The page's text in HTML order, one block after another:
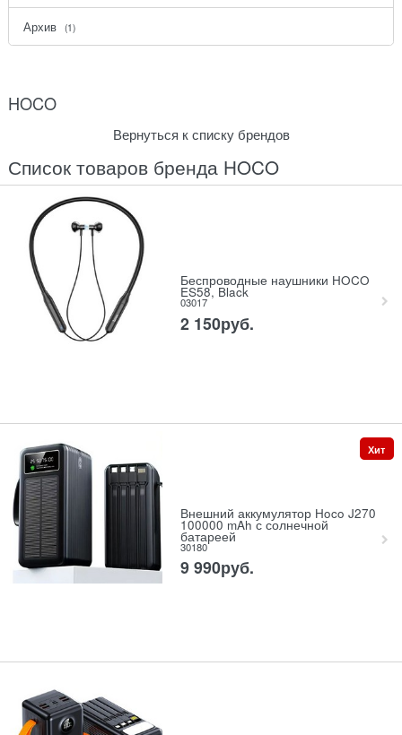
Архив (1)
HOCO
Вернуться к списку брендов
Список товаров бренда HOCO
Беспроводные наушники HOCO
ES58, Black
03017
2 150руб.
Внешний аккумулятор Hoco J270
100000 mAh с солнечной
батареей
30180
9 990руб.
Хит